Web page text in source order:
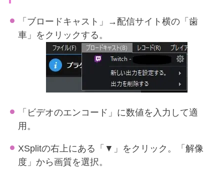
「ブロードキャスト」→配信サイト横の「歯
車」をクリックする。
「ビデオのエンコード」に数値を入力して適
用。
XSplitの右上にある「▼」をクリック。「解像
度」から画質を選択。